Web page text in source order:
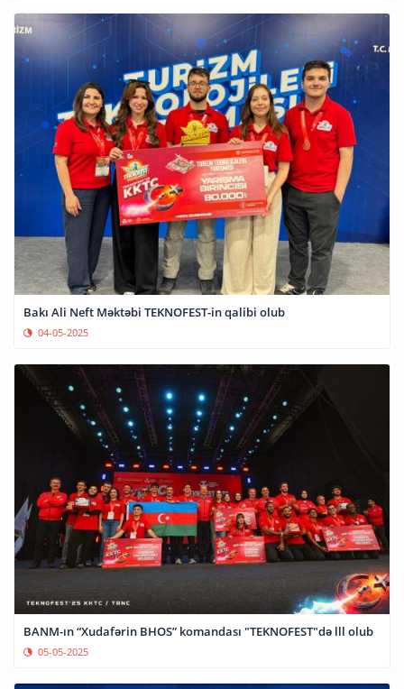
Bakı Ali Neft Məktəbi TEKNOFEST-in qalibi olub
04-05-2025
BANM-ın “Xudafərin BHOS” komandası "TEKNOFEST"də lll olub
05-05-2025